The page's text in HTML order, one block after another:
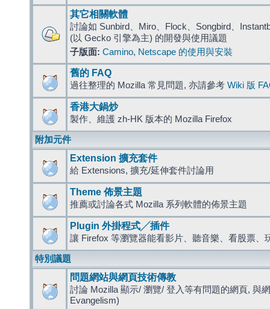
其它相關軟體
討論如 Sunbird、Miro、Flock、Songbird、
(以 Gecko 引擎為主) 的開發與使用議題
子版面: Camino, Netscape 的使用與安裝
舊的 FAQ
過往整理的 Mozilla 常見問題, 亦請參考 Wiki 版
香港大鍋炒
製作、維護 zh-HK 版本的 Mozilla Firefox
附加元件
Extension 擴充套件
給 Extensions, 擴充/延伸套件討論用
Theme 佈景主題
推薦或討論各式 Mozilla 系列軟體的佈景主題
Plugin 外掛程式╱插件
讓 Firefox 等瀏覽器能看影片、聽音樂、看股票、
特別議題
問題網站與網頁技術傳教
討論 Mozilla 顯示/ 瀏覽/ 登入等有問題的網頁, 與
Evangelism)